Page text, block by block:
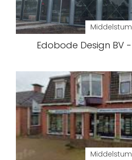
Middelstum
Edobode Design BV
Middelstum